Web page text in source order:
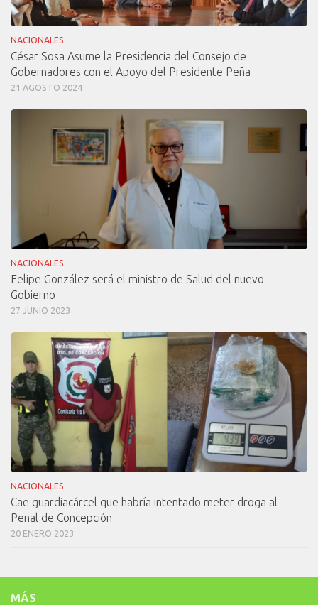
NACIONALES
César Sosa Asume la Presidencia del Consejo de
Gobernadores con el Apoyo del Presidente Peña
21 AGOSTO 2024
NACIONALES
Felipe González será el ministro de Salud del nuevo
Gobierno
27 JUNIO 2023
NACIONALES
Cae guardiacárcel que habría intentado meter droga al
Penal de Concepción
20 ENERO 2023
MÁS